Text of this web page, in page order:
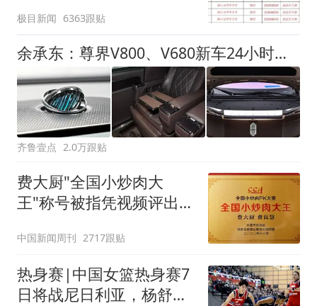
聘，成立调查组全面核查
极目新闻 6363跟贴
余承东：尊界V800、V680新车24小时大定突破3500台
齐鲁壹点 2.0万跟贴
费大厨"全国小炒肉大
王"称号被指凭视频评出
中国新闻周刊 2717跟贴
热身赛|中国女篮热身赛7
日将战尼日利亚，杨舒予